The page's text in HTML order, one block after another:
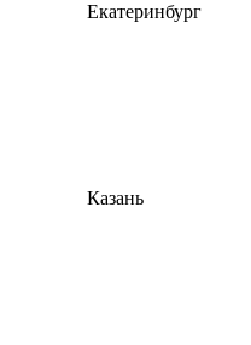
Екатеринбург
Казань